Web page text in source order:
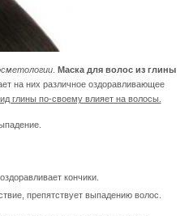
. Маска для волос из глины
на них различное оздоравливающее
глины по-своему влияет на волосы.
кончики.
препятствует выпадению волос.